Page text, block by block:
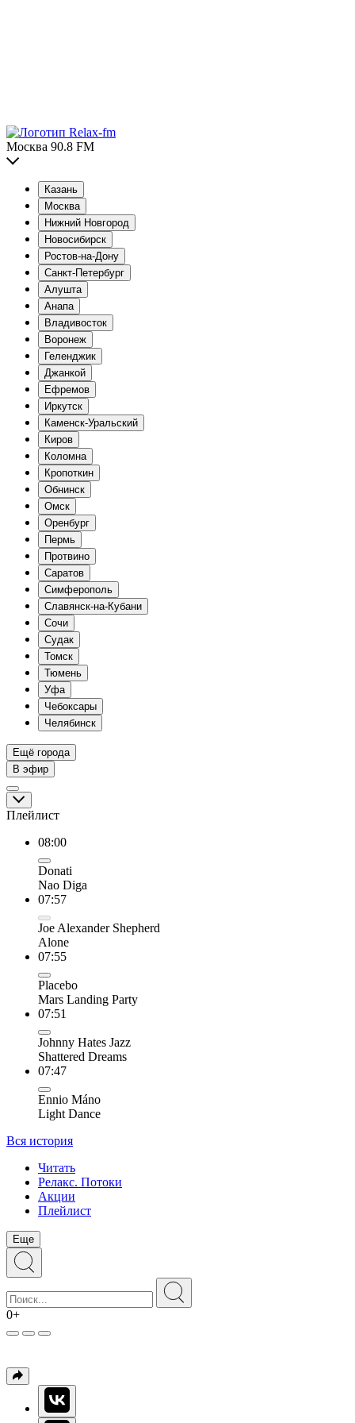
Москва 90.8 FM
Казань
Москва
Нижний Новгород
Новосибирск
Ростов-на-Дону
Санкт-Петербург
Алушта
Анапа
Владивосток
Воронеж
Геленджик
Джанкой
Ефремов
Иркутск
Каменск-Уральский
Киров
Коломна
Кропоткин
Обнинск
Омск
Оренбург
Пермь
Протвино
Саратов
Симферополь
Славянск-на-Кубани
Сочи
Судак
Томск
Тюмень
Уфа
Чебоксары
Челябинск
Ещё города
В эфир
Плейлист
08:00
Donati
Nao Diga
07:57
Joe Alexander Shepherd
Alone
07:55
Placebo
Mars Landing Party
07:51
Johnny Hates Jazz
Shattered Dreams
07:47
Ennio Máno
Light Dance
Вся история
Читать
Релакс. Потоки
Акции
Плейлист
Еще
0+